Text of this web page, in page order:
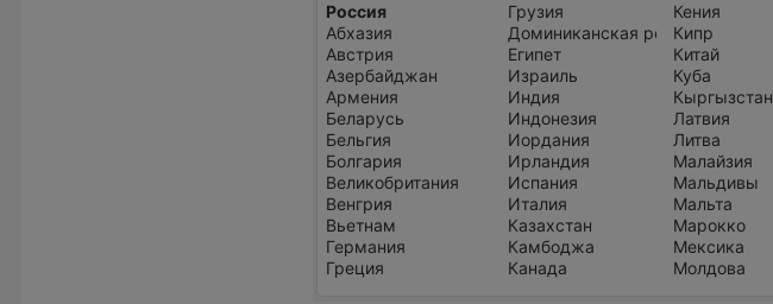
Россия
Абхазия
Австрия
Азербайджан
Армения
Беларусь
Бельгия
Болгария
Великобритания
Венгрия
Вьетнам
Германия
Греция
Грузия
Доминиканская республика
Египет
Израиль
Индия
Индонезия
Иордания
Ирландия
Испания
Италия
Казахстан
Камбоджа
Канада
Кения
Кипр
Китай
Куба
Кыргызстан
Латвия
Литва
Малайзия
Мальдивы
Мальта
Марокко
Мексика
Молдова